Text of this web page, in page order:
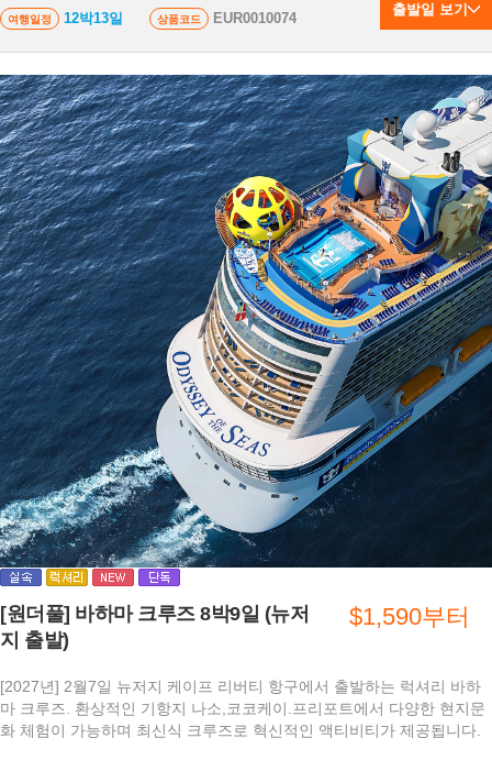
여행일정 12박13일 상품코드 EUR0010074
출발일 보기
[원더풀] 바하마 크루즈 8박9일 (뉴저
지 출발)
[2027년] 2월7일 뉴저지 케이프 리버티 항구에서 출발하는 럭셔리 바하
마 크루즈. 환상적인 기항지 나소,코코케이.프리포트에서 다양한 현지문
화 체험이 가능하며 최신식 크루즈로 혁신적인 액티비티가 제공됩니다.
$1,590부터